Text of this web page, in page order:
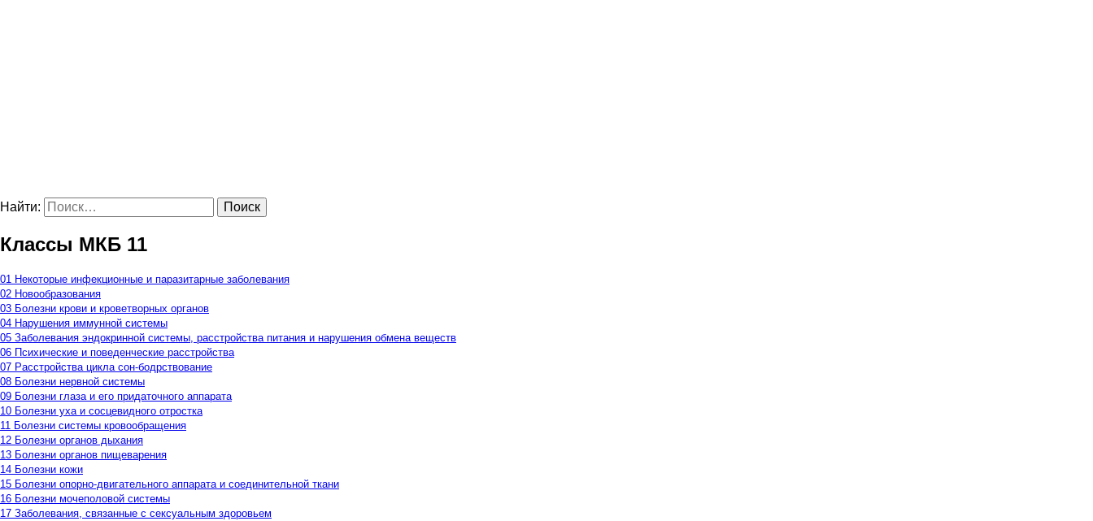
Найти:
Классы МКБ 11
01 Некоторые инфекционные и паразитарные заболевания
02 Новообразования
03 Болезни крови и кроветворных органов
04 Нарушения иммунной системы
05 Заболевания эндокринной системы, расстройства питания и нарушения обмена веществ
06 Психические и поведенческие расстройства
07 Расстройства цикла сон-бодрствование
08 Болезни нервной системы
09 Болезни глаза и его придаточного аппарата
10 Болезни уха и сосцевидного отростка
11 Болезни системы кровообращения
12 Болезни органов дыхания
13 Болезни органов пищеварения
14 Болезни кожи
15 Болезни опорно-двигательного аппарата и соединительной ткани
16 Болезни мочеполовой системы
17 Заболевания, связанные с сексуальным здоровьем